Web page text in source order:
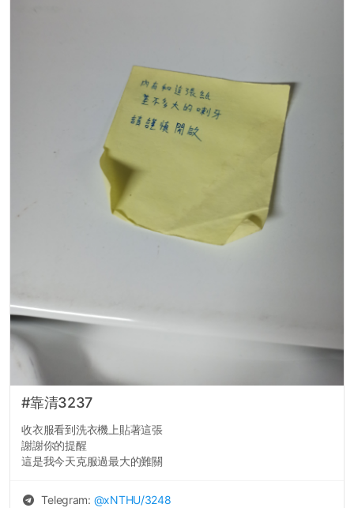
#靠清3237
收衣服看到洗衣機上貼著這張
謝謝你的提醒
這是我今天克服過最大的難關
Telegram: @xNTHU/3248